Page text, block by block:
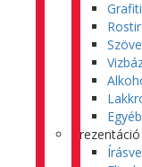
Prezentáció